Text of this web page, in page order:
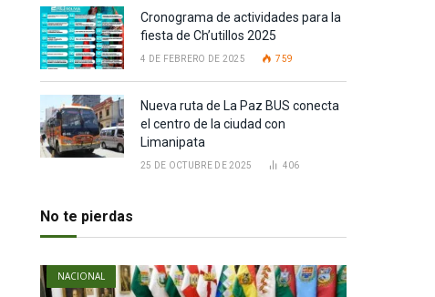
Cronograma de actividades para la
fiesta de Ch’utillos 2025
4 DE FEBRERO DE 2025 759
Nueva ruta de La Paz BUS conecta
el centro de la ciudad con
Limanipata
25 DE OCTUBRE DE 2025 406
No te pierdas
NACIONAL